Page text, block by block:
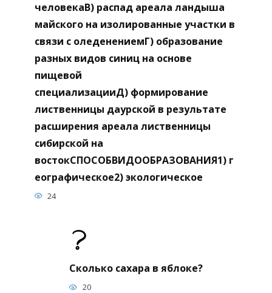
человекаВ) распад ареала ландыша
майского на изолированные участки в
связи с оледенениемГ) образование
разных видов синиц на основе
пищевой
специализацииД) формирование
лиственницы даурской в результате
расширения ареала лиственницы
сибирской на
востокСПОСОБВИДООБРАЗОВАНИЯ1) г
еографическое2) экологическое
24
Сколько сахара в яблоке?
20